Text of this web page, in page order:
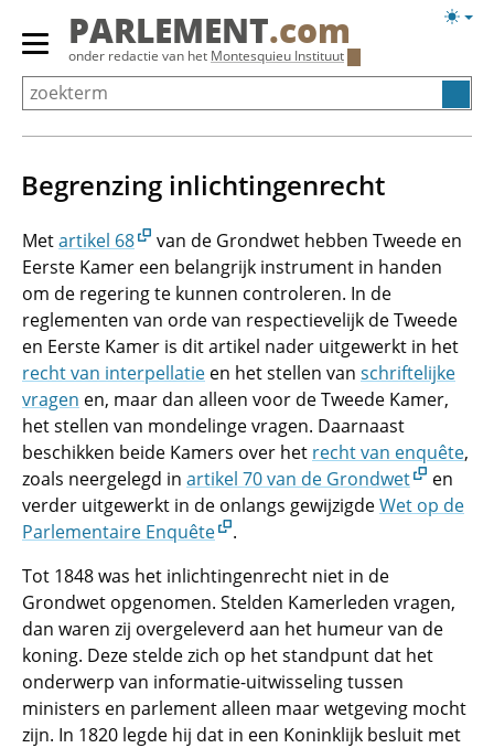
Overslaan
Primair
menu
tonen/verbergen
PARLEMENT.com
onder redactie van het Montesquieu Instituut
Begrenzing inlichtingenrecht
Metartikel 68
van de Grondwet hebben Tweede en
Eerste Kamer een belangrijk instrument in handen
om de regering te kunnen controleren. In de
reglementen van orde van respectievelijk de Tweede
en Eerste Kamer is dit artikel nader uitgewerkt in het
recht van interpellatie en het stellen van schriftelijke
vragen en, maar dan alleen voor de Tweede Kamer,
het stellen van mondelinge vragen. Daarnaast
beschikken beide Kamers over het recht van enquête,
zoals neergelegd in artikel 70 van de Grondwet
en
verder uitgewerkt in de onlangs gewijzigdeWet op de
Parlementaire Enquête
.
Tot 1848 was het inlichtingenrecht niet in de
Grondwet opgenomen. Stelden Kamerleden vragen,
dan waren zij overgeleverd aan het humeur van de
koning. Deze stelde zich op het standpunt dat het
onderwerp van informatie-uitwisseling tussen
ministers en parlement alleen maar wetgeving mocht
zijn. In 1820 legde hij dat in een Koninklijk besluit met